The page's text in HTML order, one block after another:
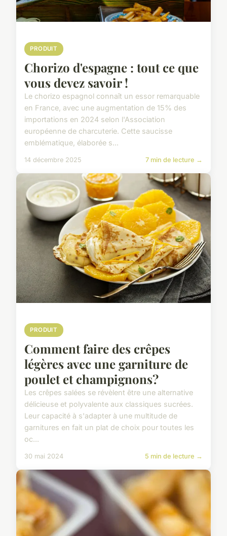
PRODUIT
Chorizo d'espagne : tout ce que
vous devez savoir !
Le chorizo espagnol connaît un essor remarquable
en France, avec une augmentation de 15% des
importations en 2024 selon l'Association
européenne de charcuterie. Cette saucisse
emblématique, élaborée s...
14 décembre 2025 7 min de lecture →
PRODUIT
Comment faire des crêpes
légères avec une garniture de
poulet et champignons?
Les crêpes salées se révèlent être une alternative
délicieuse et polyvalente aux classiques sucrées.
Leur capacité à s'adapter à une multitude de
garnitures en fait un plat de choix pour toutes les
oc...
30 mai 2024 5 min de lecture →